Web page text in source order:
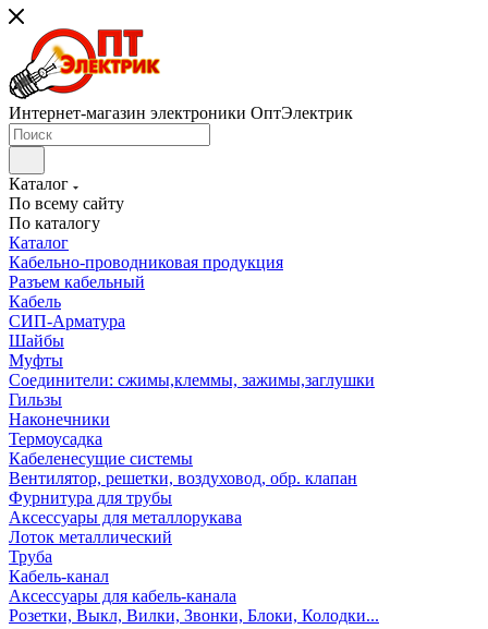
Интернет-магазин электроники ОптЭлектрик
Каталог
По всему сайту
По каталогу
Каталог
Кабельно-проводниковая продукция
Разъем кабельный
Кабель
СИП-Арматура
Шайбы
Муфты
Соединители: сжимы,клеммы, зажимы,заглушки
Гильзы
Наконечники
Термоусадка
Кабеленесущие системы
Вентилятор, решетки, воздуховод, обр. клапан
Фурнитура для трубы
Аксессуары для металлорукава
Лоток металлический
Труба
Кабель-канал
Аксессуары для кабель-канала
Розетки, Выкл, Вилки, Звонки, Блоки, Колодки...